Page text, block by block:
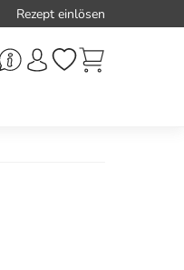
Rezept einlösen